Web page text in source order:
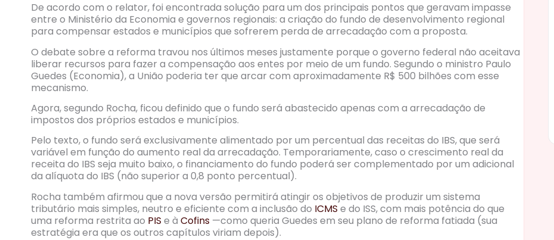
De acordo com o relator, foi encontrada solução para um dos principais pontos que geravam impasse
entre o Ministério da Economia e governos regionais: a criação do fundo de desenvolvimento regional
para compensar estados e municípios que sofrerem perda de arrecadação com a proposta.
O debate sobre a reforma travou nos últimos meses justamente porque o governo federal não aceitava
liberar recursos para fazer a compensação aos entes por meio de um fundo. Segundo o ministro Paulo
Guedes (Economia), a União poderia ter que arcar com aproximadamente R$ 500 bilhões com esse
mecanismo.
Agora, segundo Rocha, ficou definido que o fundo será abastecido apenas com a arrecadação de
impostos dos próprios estados e municípios.
Pelo texto, o fundo será exclusivamente alimentado por um percentual das receitas do IBS, que será
variável em função do aumento real da arrecadação. Temporariamente, caso o crescimento real da
receita do IBS seja muito baixo, o financiamento do fundo poderá ser complementado por um adicional
da alíquota do IBS (não superior a 0,8 ponto percentual).
Rocha também afirmou que a nova versão permitirá atingir os objetivos de produzir um sistema
tributário mais simples, neutro e eficiente com a inclusão do ICMS e do ISS, com mais potência do que
uma reforma restrita ao PIS e à Cofins —como queria Guedes em seu plano de reforma fatiada (sua
estratégia era que os outros capítulos viriam depois).